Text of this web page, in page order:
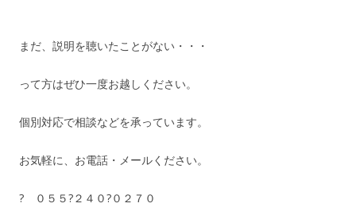
まだ、説明を聴いたことがない・・・
って方はぜひ一度お越しください。
個別対応で相談などを承っています。
お気軽に、お電話・メールください。
? ０５５?２４０?０２７０